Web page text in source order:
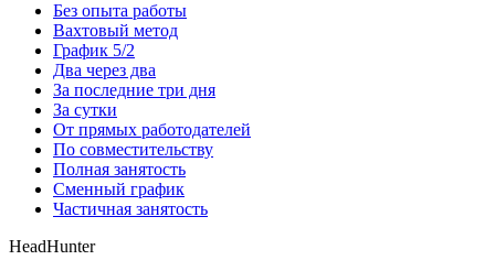
Без опыта работы
Вахтовый метод
График 5/2
Два через два
За последние три дня
За сутки
От прямых работодателей
По совместительству
Полная занятость
Сменный график
Частичная занятость
HeadHunter